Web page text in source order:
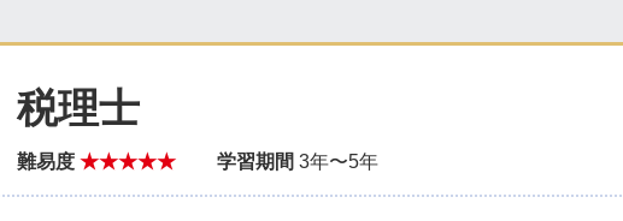
税理士
難易度 ★★★★★ 学習期間 3年〜5年